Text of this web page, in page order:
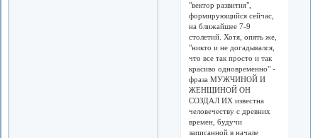
"вектор развития",
формирующийся сейчас,
на ближайшее 7-9
столетий. Хотя, опять же,
"никто и не догадывался,
что все так просто и так
красиво одновременно" -
фраза МУЖЧИНОЙ И
ЖЕНЩИНОЙ ОН
СОЗДАЛ ИХ известна
человечеству с древних
времен, будучи
записанной в начале